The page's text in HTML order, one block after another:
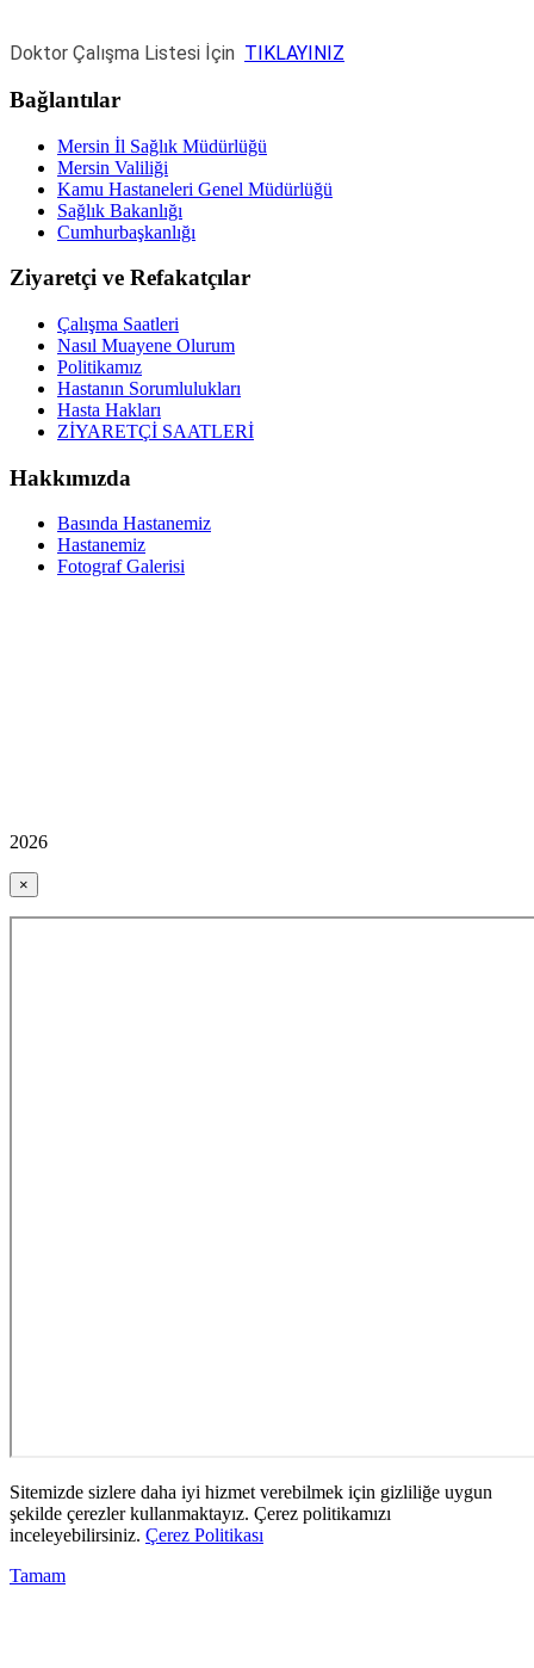
Doktor Çalışma Listesi İçin TIKLAYINIZ
Bağlantılar
Mersin İl Sağlık Müdürlüğü
Mersin Valiliği
Kamu Hastaneleri Genel Müdürlüğü
Sağlık Bakanlığı
Cumhurbaşkanlığı
Ziyaretçi ve Refakatçılar
Çalışma Saatleri
Nasıl Muayene Olurum
Politikamız
Hastanın Sorumlulukları
Hasta Hakları
ZİYARETÇİ SAATLERİ
Hakkımızda
Basında Hastanemiz
Hastanemiz
Fotograf Galerisi
2026
×
Sitemizde sizlere daha iyi hizmet verebilmek için gizliliğe uygun
şekilde çerezler kullanmaktayız. Çerez politikamızı
inceleyebilirsiniz. Çerez Politikası
Tamam